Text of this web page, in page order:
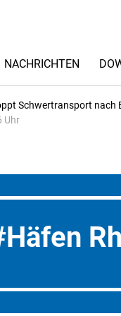
NACHRICHTEN
Schwertransport nach
Uhr
Häfen